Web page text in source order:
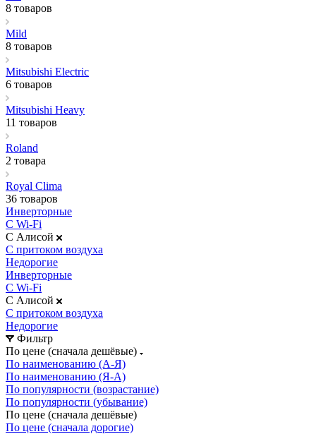
8 товаров
Mild
8 товаров
Mitsubishi Electric
6 товаров
Mitsubishi Heavy
11 товаров
Roland
2 товара
Royal Clima
36 товаров
Инверторные
С Wi-Fi
С Алисой
С притоком воздуха
Недорогие
Инверторные
С Wi-Fi
С Алисой
С притоком воздуха
Недорогие
Фильтр
По цене (сначала дешёвые)
По наименованию (А-Я)
По наименованию (Я-А)
По популярности (возрастание)
По популярности (убывание)
По цене (сначала дешёвые)
По цене (сначала дорогие)